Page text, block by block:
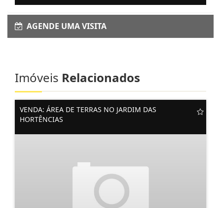
AGENDE UMA VISITA
Imóveis Relacionados
VENDA: ÁREA DE TERRAS NO JARDIM DAS
HORTÊNCIAS